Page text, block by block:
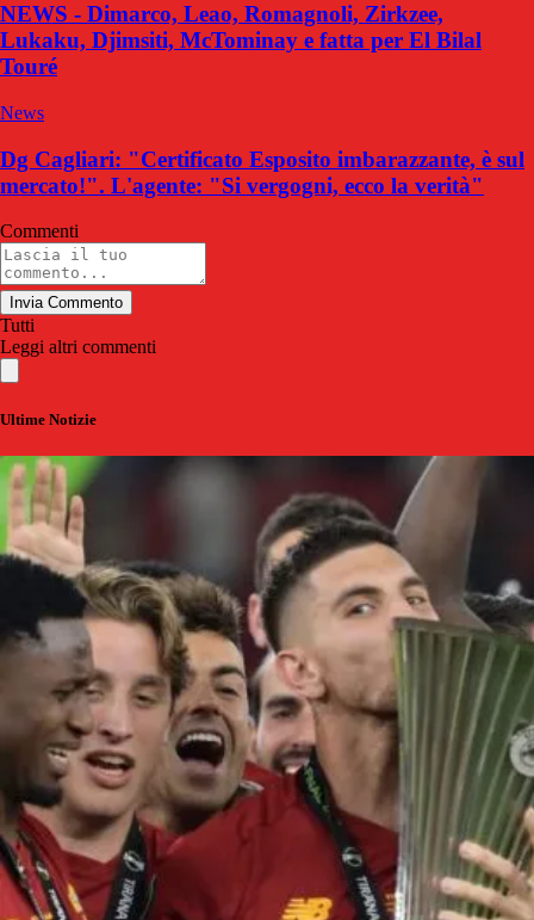
NEWS - Dimarco, Leao, Romagnoli, Zirkzee,
Lukaku, Djimsiti, McTominay e fatta per El Bilal
Touré
News
Dg Cagliari: "Certificato Esposito imbarazzante, è sul
mercato!". L'agente: "Si vergogni, ecco la verità"
Commenti
Invia Commento
Tutti
Leggi altri commenti
Ultime Notizie